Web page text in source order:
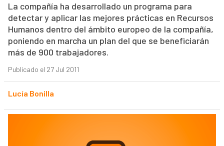
La compañía ha desarrollado un programa para
detectar y aplicar las mejores prácticas en Recursos
Humanos dentro del ámbito europeo de la compañía,
poniendo en marcha un plan del que se beneficiarán
más de 900 trabajadores.
Publicado el 27 Jul 2011
Lucía Bonilla